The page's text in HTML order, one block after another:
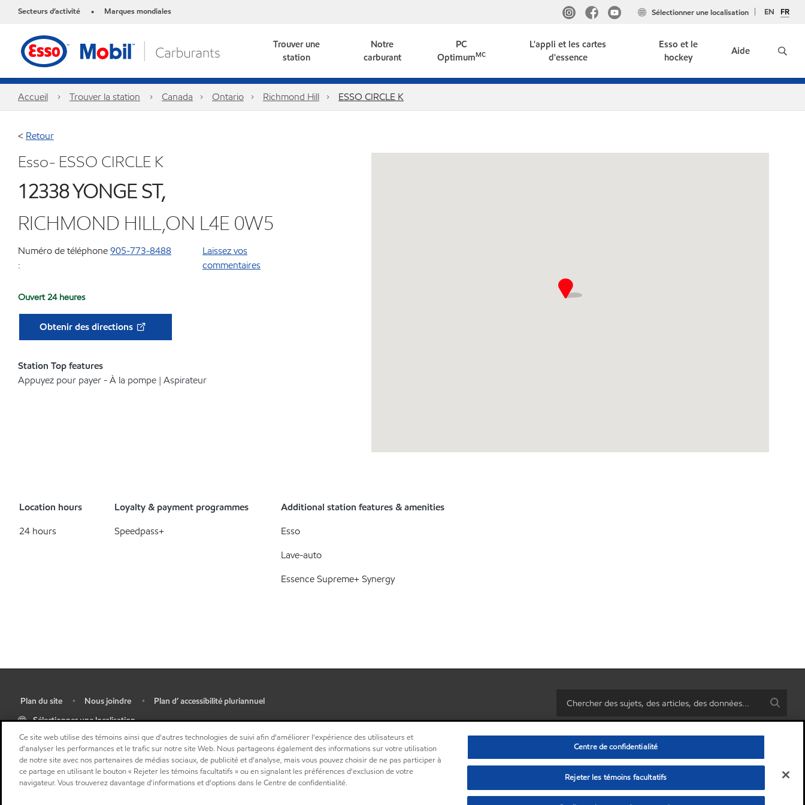
Secteurs d’activité • Marques mondiales EN FR
Sélectionner une localisation
Trouver une
station
Notre
carburant
PC
OptimumMC
L'appli et les cartes
d'essence
Esso et le
hockey
Aide
Accueil Trouver la station Canada Ontario Richmond Hill ESSO CIRCLE K
< Retour
Esso- ESSO CIRCLE K
12338 YONGE ST,
RICHMOND HILL,ON L4E 0W5
Numéro de téléphone
:
905-773-8488
Laissez vos
commentaires
Ouvert 24 heures
Obtenir des directions
Station Top features
Appuyez pour payer - À la pompe | Aspirateur
Location hours
24 hours
Loyalty & payment programmes
Speedpass+
Additional station features & amenities
Esso
Lave-auto
Essence Supreme+ Synergy
Plan du site • Nous joindre •
Plan d’ accessibilité pluriannuel
Sélectionner une localisation
• Centre de confidentialité (Ne pas vendre ou partager mes informations personnelles) • Politique de confidentialité
© Copyright 2003-2026Exxon Mobil Corporation. Tous les droits sont réservés.
Ce site web utilise des témoins ainsi que d'autres technologies de suivi afin d'améliorer l'expérience des utilisateurs et
d'analyser les performances et le trafic sur notre site Web. Nous partageons également des informations sur votre utilisation
de notre site avec nos partenaires de médias sociaux, de publicité et d'analyse, mais vous pouvez choisir de ne pas participer à
ce partage en utilisant le bouton « Rejeter les témoins facultatifs » ou en signalant les préférences d'exclusion de votre
navigateur. Vous trouverez davantage d'informations et d'options dans le Centre de confidentialité.
Centre de confidentialité
Rejeter les témoins facultatifs